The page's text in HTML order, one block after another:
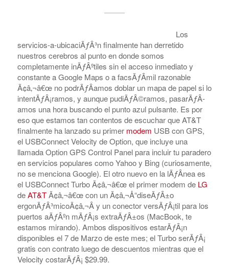
Los
servicios-a-ubicaciÃƒÂ³n finalmente han derretido
nuestros cerebros al punto en donde somos
completamente inÃƒÂºtiles sin el acceso inmediato y
constante a Google Maps o a facsÃƒÂ­mil razonable
Ã¢â‚¬â€œ no podrÃƒÂ­amos doblar un mapa de papel si lo
intentÃƒÂ¡ramos, y aunque pudiÃƒÂ©ramos, pasarÃƒÂ­
amos una hora buscando el punto azul pulsante. Es por
eso que estamos tan contentos de escuchar que AT&T
finalmente ha lanzado su primer modem USB con GPS,
el USBConnect Velocity de Option, que incluye una
llamada Option GPS Control Panel para incluir tu paradero
en servicios populares como Yahoo y Bing (curiosamente,
no se menciona Google). El otro nuevo en la lÃƒÂ­nea es
el USBConnect Turbo Ã¢â‚¬â€œ el primer modem de LG
deAT&TÃ¢â‚¬â€œ con un Ã¢â‚¬Å“diseÃƒÂ±o
ergonÃƒÂ³micoÃ¢â‚¬Â y un conector versÃƒÂ¡til para los
puertos aÃƒÂºn mÃƒÂ¡s extraÃƒÂ±os (MacBook, te
estamos mirando). Ambos dispositivos estarÃƒÂ¡n
disponibles el 7 de Marzo de este mes; el Turbo serÃƒÂ¡
gratis con contrato luego de descuentos mientras que el
Velocity costarÃƒÂ¡ $29.99.